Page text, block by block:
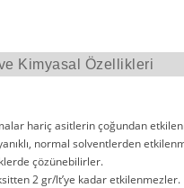
Kimyasal Özellikleri
hariç asitlerin çoğundan
normal solventlerden
çözünebilirler.
2 gr/lt’ye kadar etkilenmezler.